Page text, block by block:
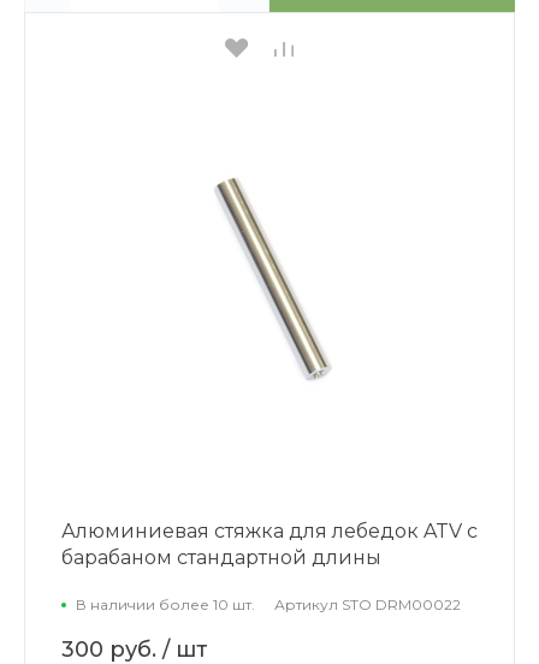
Алюминиевая стяжка для лебедок ATV с
барабаном стандартной длины
В наличии более 10 шт. Артикул STO DRM00022
300 руб. / шт